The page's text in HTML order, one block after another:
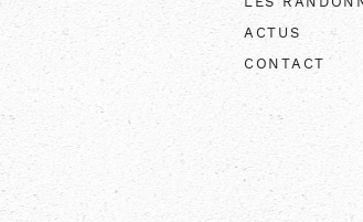
ACTUS
CONTACT